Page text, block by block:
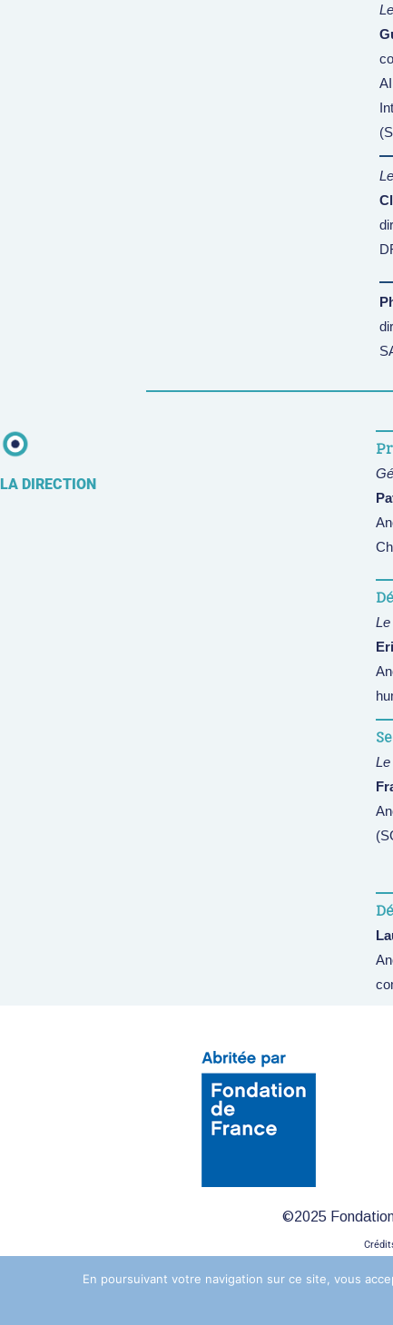
LA DIRECTION
Le
©2025
En poursuivant votre navigation sur ce site, vous